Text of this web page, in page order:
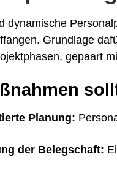
dynamische
Grundlage
gepaart
Planung:
der Belegschaft: